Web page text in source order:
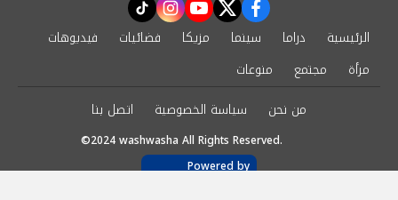
facebook
twitter
youtube
instagram
tiktok
الرئيسية دراما سينما مزيكا فضائيات
فيديوهات
مرأة
مجتمع
منوعات
من نحن
سياسة الخصوصية اتصل بنا
©2024 washwasha All Rights Reserved.
Powered by